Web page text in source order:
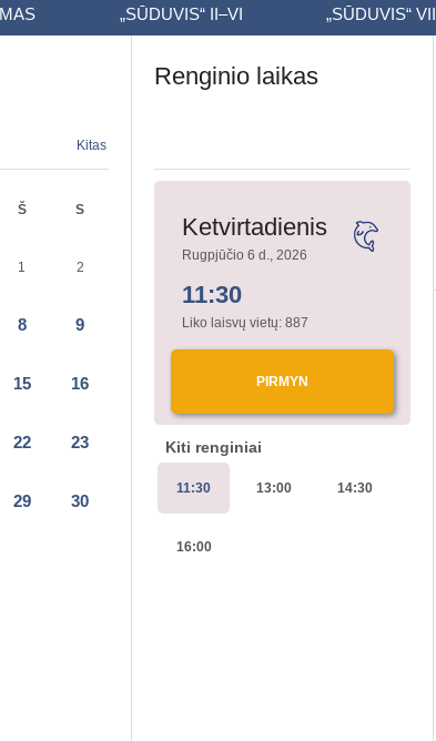
„SŪDUVIS“ II–VI
„SŪDUVIS“ VII
Kitas
Š S
1 2
8 9
15 16
22 23
29 30
Renginio laikas
Ketvirtadienis
Rugpjūčio 6 d., 2026
11:30
Liko laisvų vietų: 887
PIRMYN
Kiti renginiai
11:30 13:00 14:30
16:00